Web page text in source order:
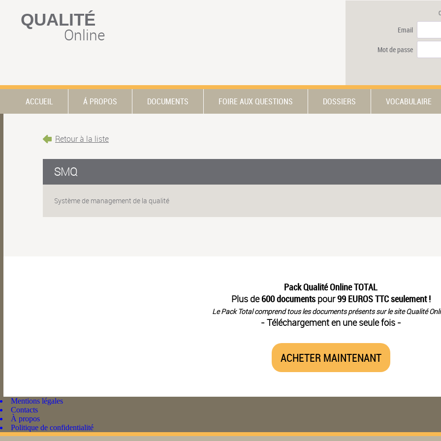
QUALITÉ
Online Email
Mot de passe
ACCUEIL Á PROPOS DOCUMENTS FOIRE AUX QUESTIONS DOSSIERS VOCABULAIRE
Retour à la liste
SMQ
Système de management de la qualité
Pack Qualité Online TOTAL
Plus de600 documentspour99 EUROS TTC seulement !
Le Pack Total comprend tous les documents présents sur le site Qualité
- Téléchargement en une seule fois -
ACHETER MAINTENANT
Mentions légales
Contacts
À propos
Politique de confidentialité